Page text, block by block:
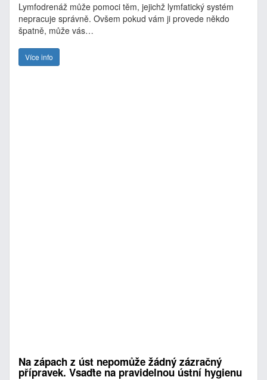
Lymfodrenáž může pomoci těm, jejichž lymfatický systém
nepracuje správně. Ovšem pokud vám ji provede někdo
špatně, může vás…
Více info
Na zápach z úst nepomůže žádný zázračný
přípravek. Vsaďte na pravidelnou ústní hygienu